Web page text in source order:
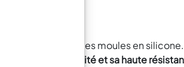
avec des moules en silicone.
faible viscosité et sa haute